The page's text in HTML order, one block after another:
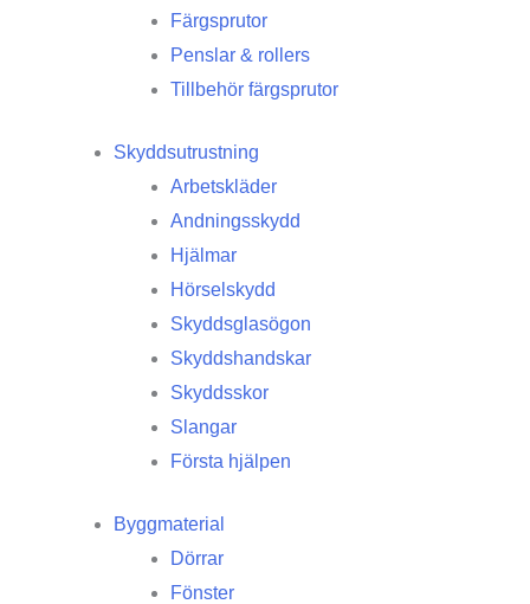
Färgsprutor
Penslar & rollers
Tillbehör färgsprutor
Skyddsutrustning
Arbetskläder
Andningsskydd
Hjälmar
Hörselskydd
Skyddsglasögon
Skyddshandskar
Skyddsskor
Slangar
Första hjälpen
Byggmaterial
Dörrar
Fönster